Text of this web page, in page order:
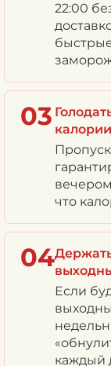
22:00
03
что
04
Если
каждый